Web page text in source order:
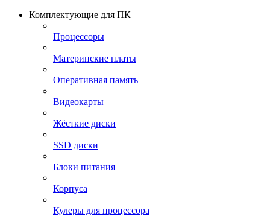
Комплектующие для ПК
Процессоры
Материнские платы
Оперативная память
Видеокарты
Жёсткие диски
SSD диски
Блоки питания
Корпуса
Кулеры для процессора